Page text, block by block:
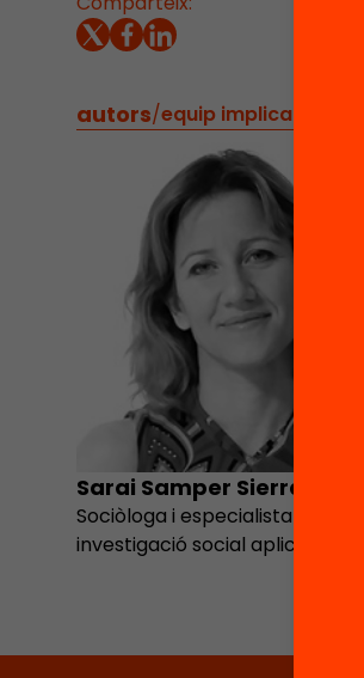
autors/equip implicat
Sarai Samper Sierra
Sociòloga i especialista en
investigació social aplicada